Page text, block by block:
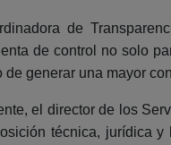
de
de control no solo
de generar una mayor
el director de los
técnica, jurídica